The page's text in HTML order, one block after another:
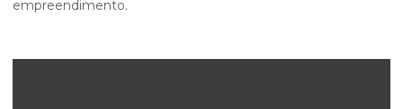
empreendimento.